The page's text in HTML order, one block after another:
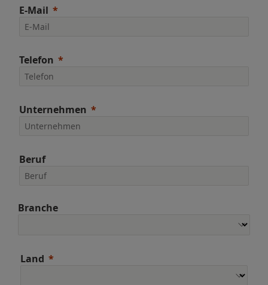
E-Mail
Telefon
Unternehmen
Beruf
Branche
Land